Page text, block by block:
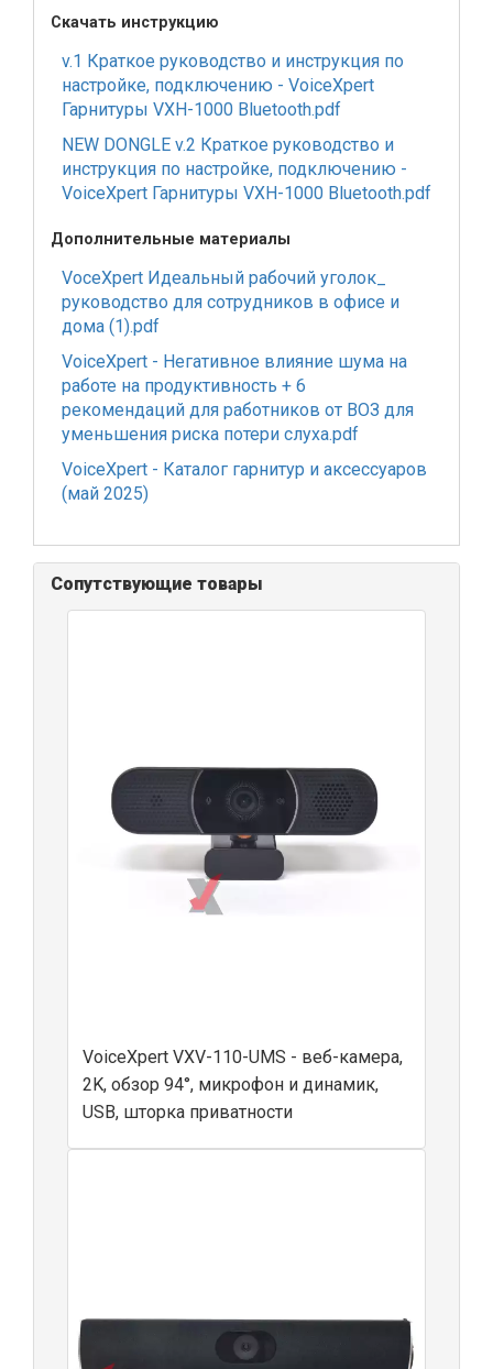
Скачать инструкцию
v.1 Краткое руководство и инструкция по
настройке, подключению - VoiceXpert
Гарнитуры VXH-1000 Bluetooth.pdf
NEW DONGLE v.2 Краткое руководство и
инструкция по настройке, подключению -
VoiceXpert Гарнитуры VXH-1000 Bluetooth.pdf
Дополнительные материалы
VoceXpert Идеальный рабочий уголок_
руководство для сотрудников в офисе и
дома (1).pdf
VoiceXpert - Негативное влияние шума на
работе на продуктивность + 6
рекомендаций для работников от ВОЗ для
уменьшения риска потери слуха.pdf
VoiceXpert - Каталог гарнитур и аксессуаров
(май 2025)
Сопутствующие товары
VoiceXpert VXV-110-UMS - веб-камера,
2K, обзор 94°, микрофон и динамик,
USB, шторка приватности